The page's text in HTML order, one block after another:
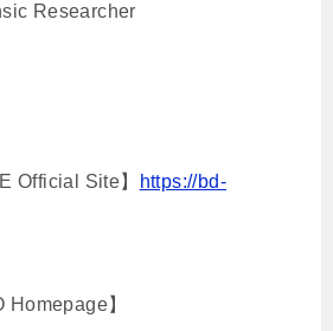
Researcher
Official Site】
https://bd-
Homepage】